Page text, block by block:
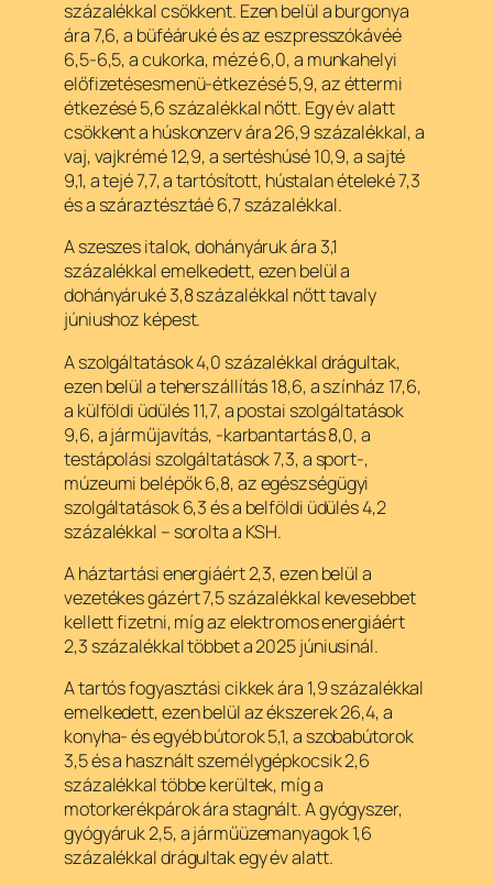
százalékkal csökkent. Ezen belül a burgonya
ára 7,6, a büféáruké és az eszpresszókávéé
6,5-6,5, a cukorka, mézé 6,0, a munkahelyi
előfizetésesmenü-étkezésé 5,9, az éttermi
étkezésé 5,6 százalékkal nőtt. Egy év alatt
csökkent a húskonzerv ára 26,9 százalékkal, a
vaj, vajkrémé 12,9, a sertéshúsé 10,9, a sajté
9,1, a tejé 7,7, a tartósított, hústalan ételeké 7,3
és a száraztésztáé 6,7 százalékkal.
A szeszes italok, dohányáruk ára 3,1
százalékkal emelkedett, ezen belül a
dohányáruké 3,8 százalékkal nőtt tavaly
júniushoz képest.
A szolgáltatások 4,0 százalékkal drágultak,
ezen belül a teherszállítás 18,6, a színház 17,6,
a külföldi üdülés 11,7, a postai szolgáltatások
9,6, a járműjavítás, -karbantartás 8,0, a
testápolási szolgáltatások 7,3, a sport-,
múzeumi belépők 6,8, az egészségügyi
szolgáltatások 6,3 és a belföldi üdülés 4,2
százalékkal – sorolta a KSH.
A háztartási energiáért 2,3, ezen belül a
vezetékes gázért 7,5 százalékkal kevesebbet
kellett fizetni, míg az elektromos energiáért
2,3 százalékkal többet a 2025 júniusinál.
A tartós fogyasztási cikkek ára 1,9 százalékkal
emelkedett, ezen belül az ékszerek 26,4, a
konyha- és egyéb bútorok 5,1, a szobabútorok
3,5 és a használt személygépkocsik 2,6
százalékkal többe kerültek, míg a
motorkerékpárok ára stagnált. A gyógyszer,
gyógyáruk 2,5, a járműüzemanyagok 1,6
százalékkal drágultak egy év alatt.